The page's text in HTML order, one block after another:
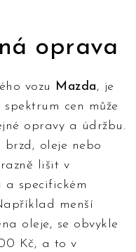
oprava
vozu Mazda, je
cen může
opravy a údržbu.
brzd, oleje nebo
lišit v
specifickém
menší
oleje, se obvykle
Kč, a to v